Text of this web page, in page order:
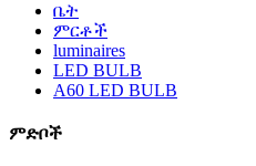
ቤት
ምርቶች
luminaires
LED BULB
A60 LED BULB
ምድቦች